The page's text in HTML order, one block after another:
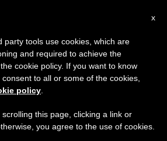
x
party tools use cookies, which are
and required to achieve the
cookie policy. If you want to know
to all or some of the cookies,
policy
this page, clicking a link or
you agree to the use of cookies.